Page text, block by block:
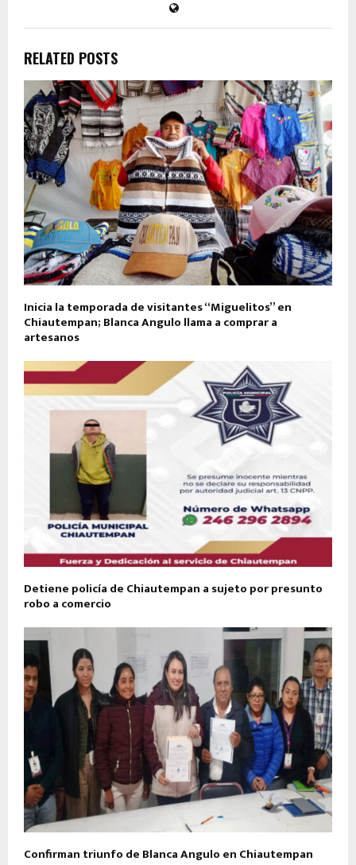
RELATED POSTS
Inicia la temporada de visitantes “Miguelitos” en
Chiautempan; Blanca Angulo llama a comprar a
artesanos
Detiene policía de Chiautempan a sujeto por presunto
robo a comercio
Confirman triunfo de Blanca Angulo en Chiautempan